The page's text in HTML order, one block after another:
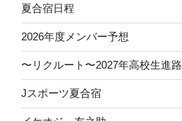
夏合宿日程
2026年度メンバー予想
〜リクルート〜2027年高校生進路
Jスポーツ夏合宿